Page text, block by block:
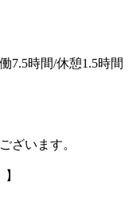
7.5時間/休憩1.5時間
ざいます。